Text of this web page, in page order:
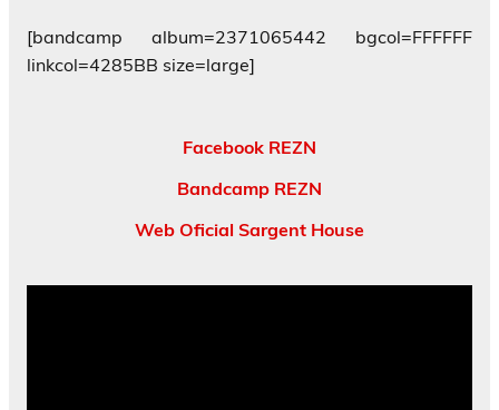
[bandcamp album=2371065442 bgcol=FFFFFF
linkcol=4285BB size=large]
Facebook REZN
Bandcamp REZN
Web Oficial Sargent House